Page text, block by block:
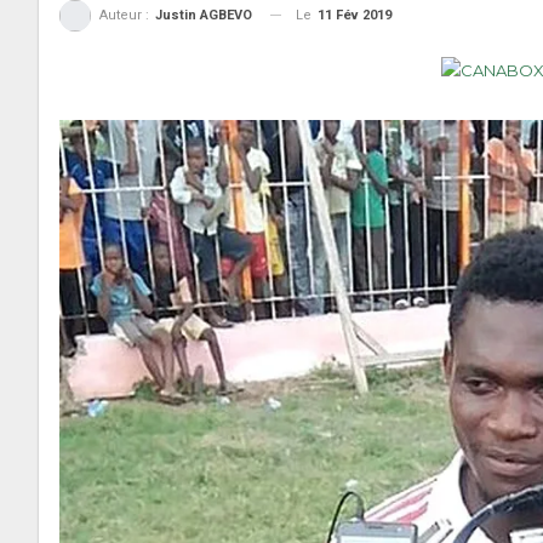
Auteur : Justin AGBEVO Le 11 Fév 2019